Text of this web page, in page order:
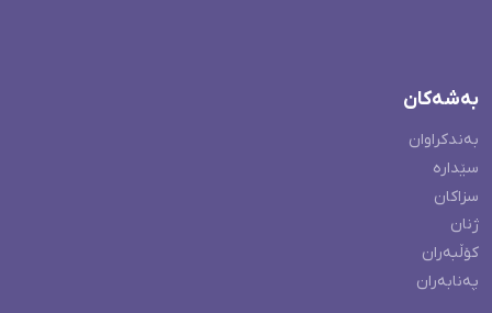
بەشەکان
بەندکراوان
سێدارە
سزاکان
ژنان
کۆڵبەران
پەنابەران